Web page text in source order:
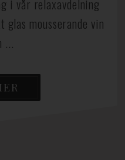
i vår relaxavdelning
glas mousserande vin
...